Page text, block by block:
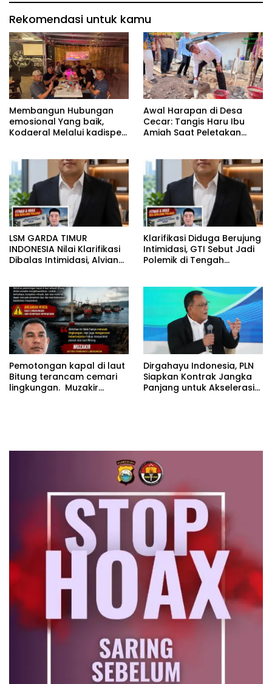
Rekomendasi untuk kamu
Membangun Hubungan
emosional Yang baik,
Kodaeral Melalui kadispen
tidak harus resmi Dengan
suasana Santai lebih
Dekat Dan Harmonis.
Awal Harapan di Desa
Cecar: Tangis Haru Ibu
Amiah Saat Peletakan
LSM GARDA TIMUR
INDONESIA Nilai Klarifikasi
Dibalas Intimidasi, Alvian
KUHAP pasal 108 ayat 1
Klarifikasi Diduga Berujung
Intimidasi, GTI Sebut Jadi
Polemik di Tengah
Pemotongan kapal di laut
Bitung terancam cemari
lingkungan. Muzakir
Dirgahayu Indonesia, PLN
Siapkan Kontrak Jangka
Panjang untuk Akselerasi